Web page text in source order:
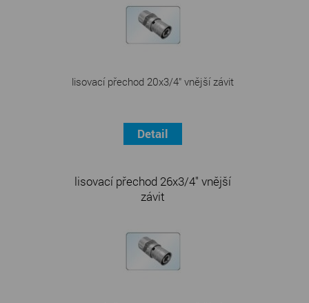
lisovací přechod 20x3/4" vnější závit
Detail
lisovací přechod 26x3/4" vnější
závit